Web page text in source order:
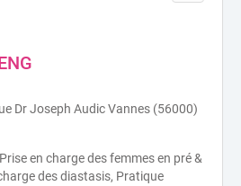
Dr Joseph Audic Vannes (56000)
en charge des femmes en pré &
des diastasis, Pratique